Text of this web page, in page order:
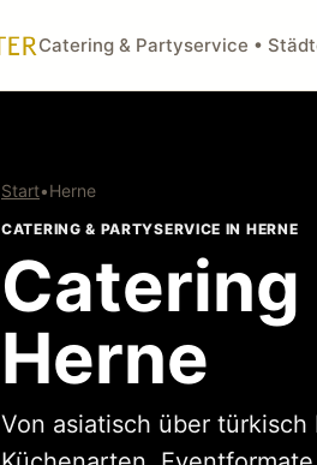
Catering & Partyservice •
Start•Herne
CATERING & PARTYSERVICE IN HERNE
Herne
Von asiatisch über